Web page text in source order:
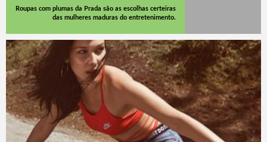
Roupas com plumas da Prada são as escolhas certeiras
das mulheres maduras do entretenimento.